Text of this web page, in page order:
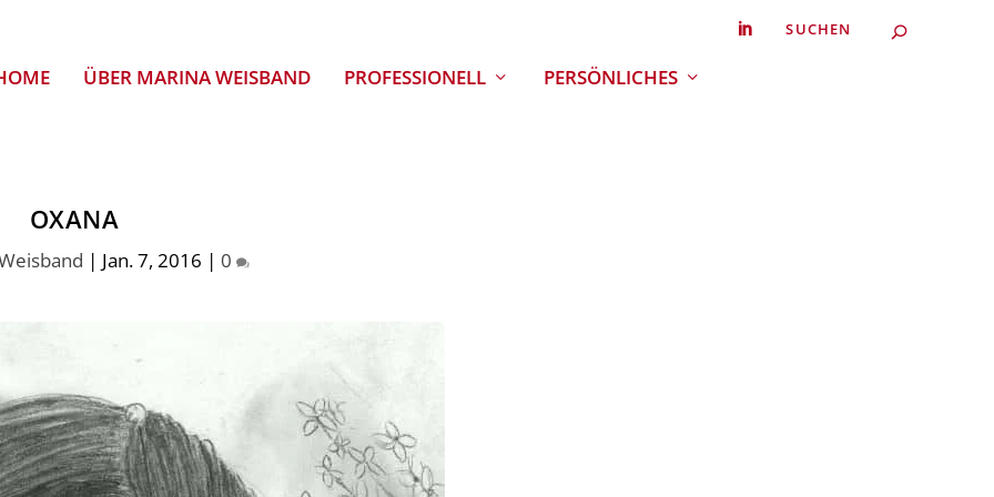
Search
ÜBER MARINA WEISBAND PROFESSIONELL PERSÖNLICHES
OXANA
| Jan. 7, 2016 | 0